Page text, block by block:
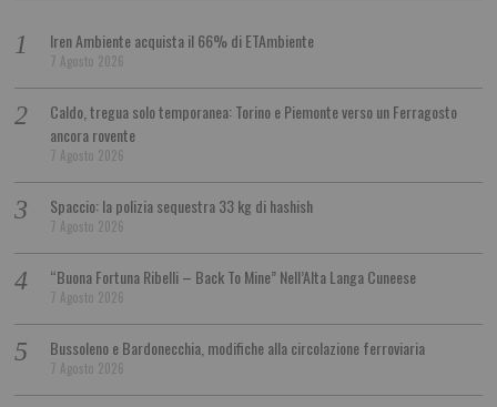
Iren Ambiente acquista il 66% di ETAmbiente
7 Agosto 2026
Caldo, tregua solo temporanea: Torino e Piemonte verso un Ferragosto
ancora rovente
7 Agosto 2026
Spaccio: la polizia sequestra 33 kg di hashish
7 Agosto 2026
“Buona Fortuna Ribelli – Back To Mine” Nell’Alta Langa Cuneese
7 Agosto 2026
Bussoleno e Bardonecchia, modifiche alla circolazione ferroviaria
7 Agosto 2026